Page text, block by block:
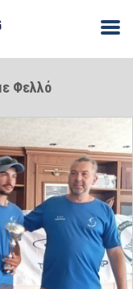
Φελλό